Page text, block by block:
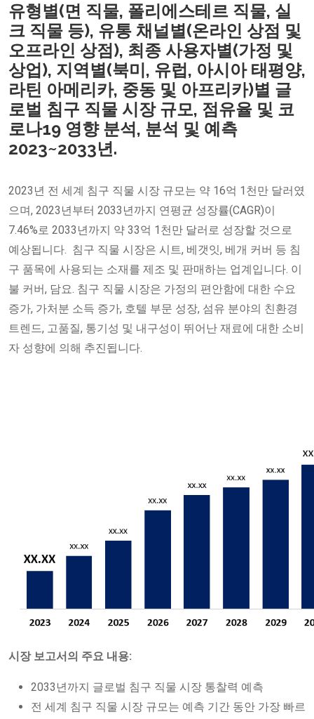
유형별(면 직물, 폴리에스테르 직물, 실
크 직물 등), 유통 채널별(온라인 상점 및
오프라인 상점), 최종 사용자별(가정 및
상업), 지역별(북미, 유럽, 아시아 태평양,
라틴 아메리카, 중동 및 아프리카)별 글
로벌 침구 직물 시장 규모, 점유율 및 코
로나19 영향 분석, 분석 및 예측
2023~2033년.
2023년 전 세계 침구 직물 시장 규모는 약 16억 1천만 달러였
으며, 2023년부터 2033년까지 연평균 성장률(CAGR)이
7.46%로 2033년까지 약 33억 1천만 달러로 성장할 것으로
예상됩니다. ​ 침구 직물 시장은 시트, 베갯잇, 베개 커버 등 침
구 품목에 사용되는 소재를 제조 및 판매하는 업계입니다. 이
불 커버, 담요. 침구 직물 시장은 가정의 편안함에 대한 수요
증가, 가처분 소득 증가, 호텔 부문 성장, 섬유 분야의 친환경
트렌드, 고품질, 통기성 및 내구성이 뛰어난 재료에 대한 소비
자 성향에 의해 추진됩니다.
시장 보고서의 주요 내용:
2033년까지 글로벌 침구 직물 시장 통찰력 예측
전 세계 침구 직물 시장 규모는 예측 기간 동안 가장 빠르